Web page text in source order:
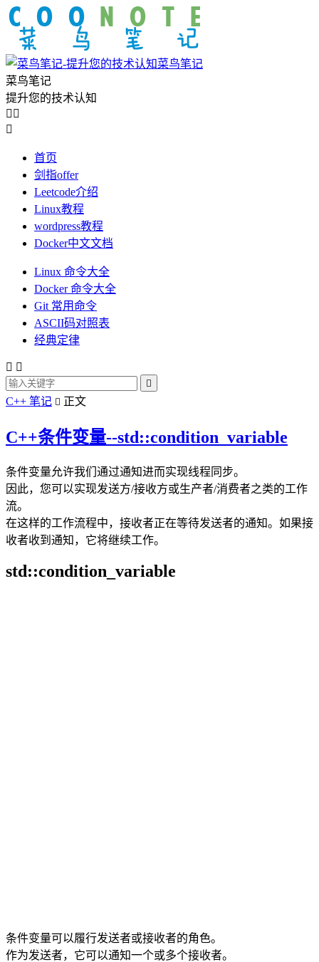
菜鸟笔记
菜鸟笔记
提升您的技术认知
 

首页
剑指offer
Leetcode介绍
Linux教程
wordpress教程
Docker中文文档
Linux 命令大全
Docker 命令大全
Git 常用命令
ASCII码对照表
经典定律
 

C++ 笔记  正文
C++条件变量--std::condition_variable
条件变量允许我们通过通知进而实现线程同步。
因此，您可以实现发送方/接收方或生产者/消费者之类的工作
流。
在这样的工作流程中，接收者正在等待发送者的通知。如果接
收者收到通知，它将继续工作。
std::condition_variable
条件变量可以履行发送者或接收者的角色。
作为发送者，它可以通知一个或多个接收者。